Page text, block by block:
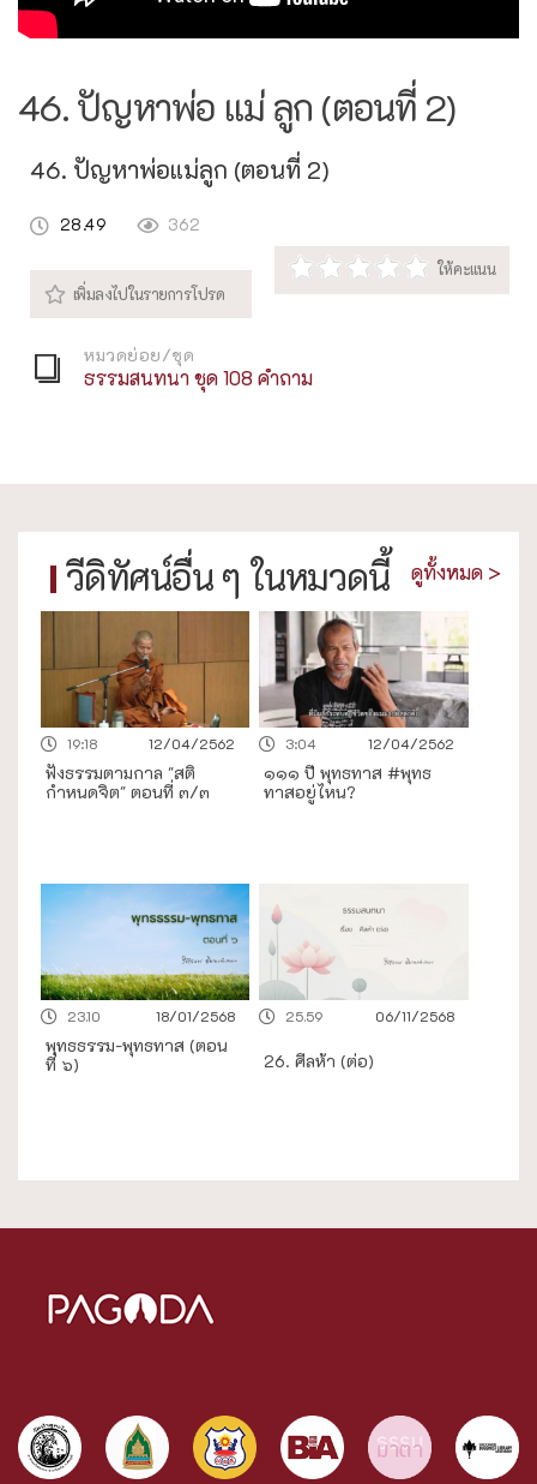
46. ปัญหาพ่อ แม่ ลูก (ตอนที่ 2)
46. ปัญหาพ่อแม่ลูก (ตอนที่ 2)
28.49 362
หมวดย่อย/ชุด
ธรรมสนทนา ชุด 108 คำถาม
วีดิทัศน์อื่น ๆ ในหมวดนี้
12/04/2562
19:18
ฟังธรรมตามกาล "สติ
กำหนดจิต" ตอนที่ ๓/๓
12/04/2562
3:04
๑๑๑ ปี พุทธทาส #พุทธ
ทาสอยู่ไหน?
18/01/2568
23.10
พุทธธรรม-พุทธทาส (ตอน
ที่ ๖)
06/11/2568
25.59
26. ศีลห้า (ต่อ)
ดูทั้งหมด >